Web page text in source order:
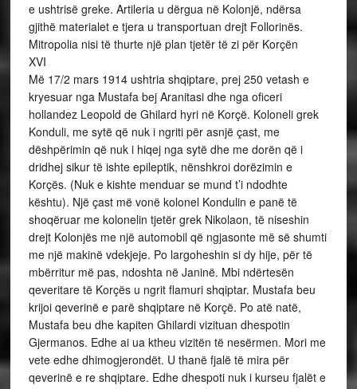
e ushtrisë greke. Artileria u dërgua në Kolonjë, ndërsa
gjithë materialet e tjera u transportuan drejt Follorinës.
Mitropolia nisi të thurte një plan tjetër të zi për Korçën
XVI
Më 17/2 mars 1914 ushtria shqiptare, prej 250 vetash e
kryesuar nga Mustafa bej Aranitasi dhe nga oficeri
hollandez Leopold de Ghilard hyri në Korçë. Koloneli grek
Konduli, me sytë që nuk i ngriti për asnjë çast, me
dëshpërimin që nuk i hiqej nga sytë dhe me dorën që i
dridhej sikur të ishte epileptik, nënshkroi dorëzimin e
Korçës. (Nuk e kishte menduar se mund t’i ndodhte
kështu). Një çast më vonë kolonel Kondulin e panë të
shoqëruar me kolonelin tjetër grek Nikolaon, të niseshin
drejt Kolonjës me një automobil që ngjasonte më së shumti
me një makinë vdekjeje. Po largoheshin si dy hije, për të
mbërritur më pas, ndoshta në Janinë. Mbi ndërtesën
qeveritare të Korçës u ngrit flamuri shqiptar. Mustafa beu
krijoi qeverinë e parë shqiptare në Korçë. Po atë natë,
Mustafa beu dhe kapiten Ghilardi vizituan dhespotin
Gjermanos. Edhe ai ua ktheu vizitën të nesërmen. Mori me
vete edhe dhimogjerondët. U thanë fjalë të mira për
qeverinë e re shqiptare. Edhe dhespoti nuk i kurseu fjalët e